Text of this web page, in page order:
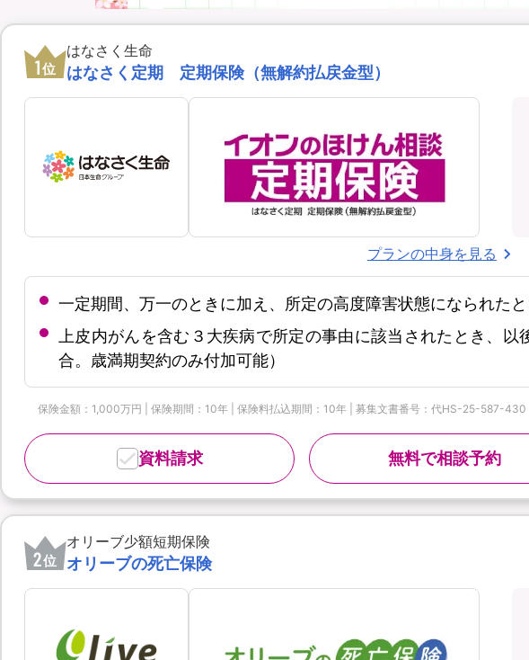
1位
はなさく生命
はなさく定期 定期保険（無解約払戻金型）
プランの中身を見る
一定期間、万一のときに加え、所定の高度障害状態になられたと
上皮内がんを含む３大疾病で所定の事由に該当されたとき、
合。歳満期契約のみ付加可能）
保険金額：1,000万円 | 保険期間：10年 | 保険料払込期間：10年 | 募集文書番号：代HS-25-587-430
無料で相談予約
資料請求
2位
オリーブ少額短期保険
オリーブの死亡保険